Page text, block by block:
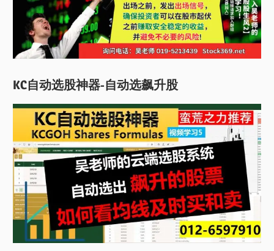
KC自动选股神器-自动选飙升股